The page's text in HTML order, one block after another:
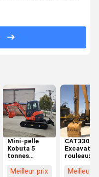
Mini-pelle
Kobuta 5
tonnes
petite
Meilleur prix
CAT330
rouleaux
d'occasion
Meilleur